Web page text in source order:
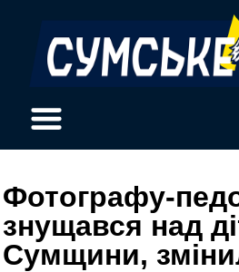
Фотографу-
знущався над
Сумщини,